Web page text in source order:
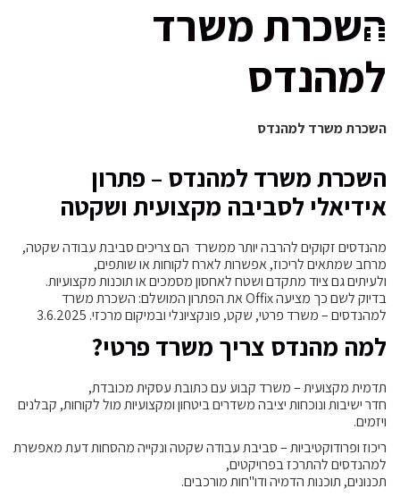
השכרת משרד
למהנדס
השכרת משרד למהנדס
השכרת משרד למהנדס – פתרון
אידיאלי לסביבה מקצועית ושקטה
מהנדסים זקוקים להרבה יותר ממשרד הם צריכים סביבת עבודה שקטה,
מרחב שמתאים לריכוז, אפשרות לארח לקוחות או שותפים,
ולעיתים גם ציוד מתקדם ושטח לאחסון מסמכים או תוכנות מקצועיות.
בדיוק לשם כך מציעה Offix את הפתרון המושלם: השכרת משרד
למהנדסים – משרד פרטי, שקט, פונקציונלי ובמיקום מרכזי. 3.6.2025
למה מהנדס צריך משרד פרטי?
תדמית מקצועית – משרד קבוע עם כתובת עסקית מכובדת,
חדר ישיבות ונוכחות יציבה משדרים ביטחון ומקצועיות מול לקוחות, קבלנים
ויזמים.
ריכוז ופרודוקטיביות – סביבת עבודה שקטה ונקייה מהסחות דעת מאפשרת
למהנדסים להתרכז בפרויקטים,
תכנונים, תוכנות הדמיה ודו"חות מורכבים.